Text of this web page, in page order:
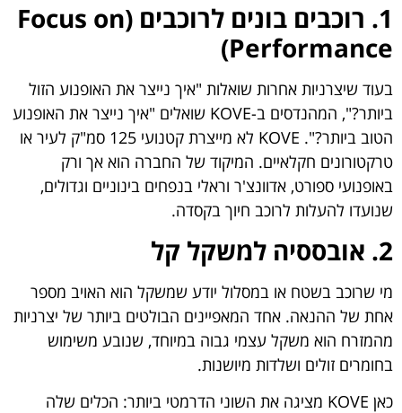
1. רוכבים בונים לרוכבים (Focus on
Performance)
בעוד שיצרניות אחרות שואלות "איך נייצר את האופנוע הזול
ביותר?", המהנדסים ב-KOVE שואלים "איך נייצר את האופנוע
הטוב ביותר?". KOVE לא מייצרת קטנועי 125 סמ"ק לעיר או
טרקטורונים חקלאיים. המיקוד של החברה הוא אך ורק
באופנועי ספורט, אדוונצ'ר וראלי בנפחים בינוניים וגדולים,
שנועדו להעלות לרוכב חיוך בקסדה.
2. אובססיה למשקל קל
מי שרוכב בשטח או במסלול יודע שמשקל הוא האויב מספר
אחת של ההנאה. אחד המאפיינים הבולטים ביותר של יצרניות
מהמזרח הוא משקל עצמי גבוה במיוחד, שנובע משימוש
בחומרים זולים ושלדות מיושנות.
כאן KOVE מציגה את השוני הדרמטי ביותר: הכלים שלה